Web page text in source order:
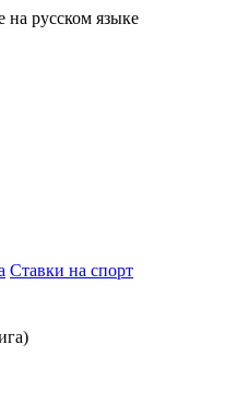
на русском языке
Ставки на спорт